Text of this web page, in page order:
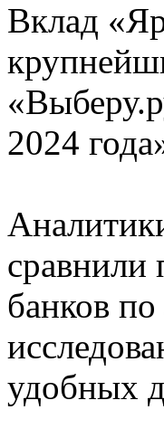
Вклад
2024
сравнили
банков
удобных